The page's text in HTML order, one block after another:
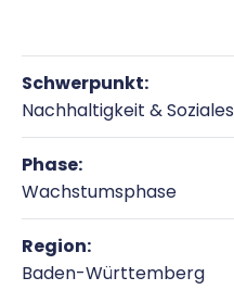
Schwerpunkt:
Nachhaltigkeit & Soziales
Phase:
Wachstumsphase
Region:
Baden-Württemberg